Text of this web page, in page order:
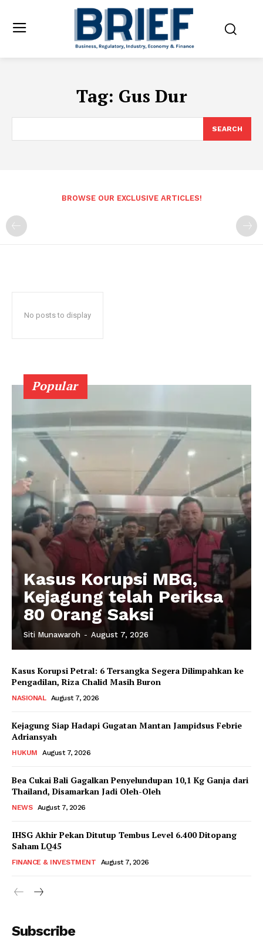
Tag: Gus Dur
SEARCH
BROWSE OUR EXCLUSIVE ARTICLES!
No posts to display
Popular
Kasus Korupsi MBG,
Kejagung telah Periksa
80 Orang Saksi
Siti Munawaroh - August 7, 2026
Kasus Korupsi Petral: 6 Tersangka Segera Dilimpahkan ke
Pengadilan, Riza Chalid Masih Buron
NASIONAL August 7, 2026
Kejagung Siap Hadapi Gugatan Mantan Jampidsus Febrie
Adriansyah
HUKUM August 7, 2026
Bea Cukai Bali Gagalkan Penyelundupan 10,1 Kg Ganja dari
Thailand, Disamarkan Jadi Oleh-Oleh
NEWS August 7, 2026
IHSG Akhir Pekan Ditutup Tembus Level 6.400 Ditopang
Saham LQ45
FINANCE & INVESTMENT August 7, 2026
Subscribe